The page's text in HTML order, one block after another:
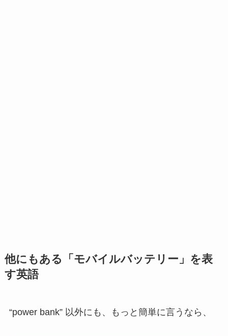
他にもある「モバイルバッテリー」を表
す英語
“power bank” 以外にも、もっと簡単に言うなら、